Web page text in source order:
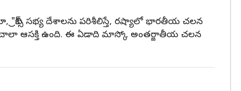
"బ్రిక్స్ సభ్య దేశాలను పరిశీలిస్తే, రష్యాలో భారతీయ చలన
చాలా ఆసక్తి ఉంది. ఈ ఏడాది మాస్కో అంతర్జాతీయ చలన